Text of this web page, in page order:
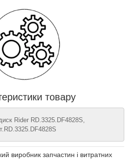
товару
Rider RD.3325.DF4828S,
виробник запчастин і витратних